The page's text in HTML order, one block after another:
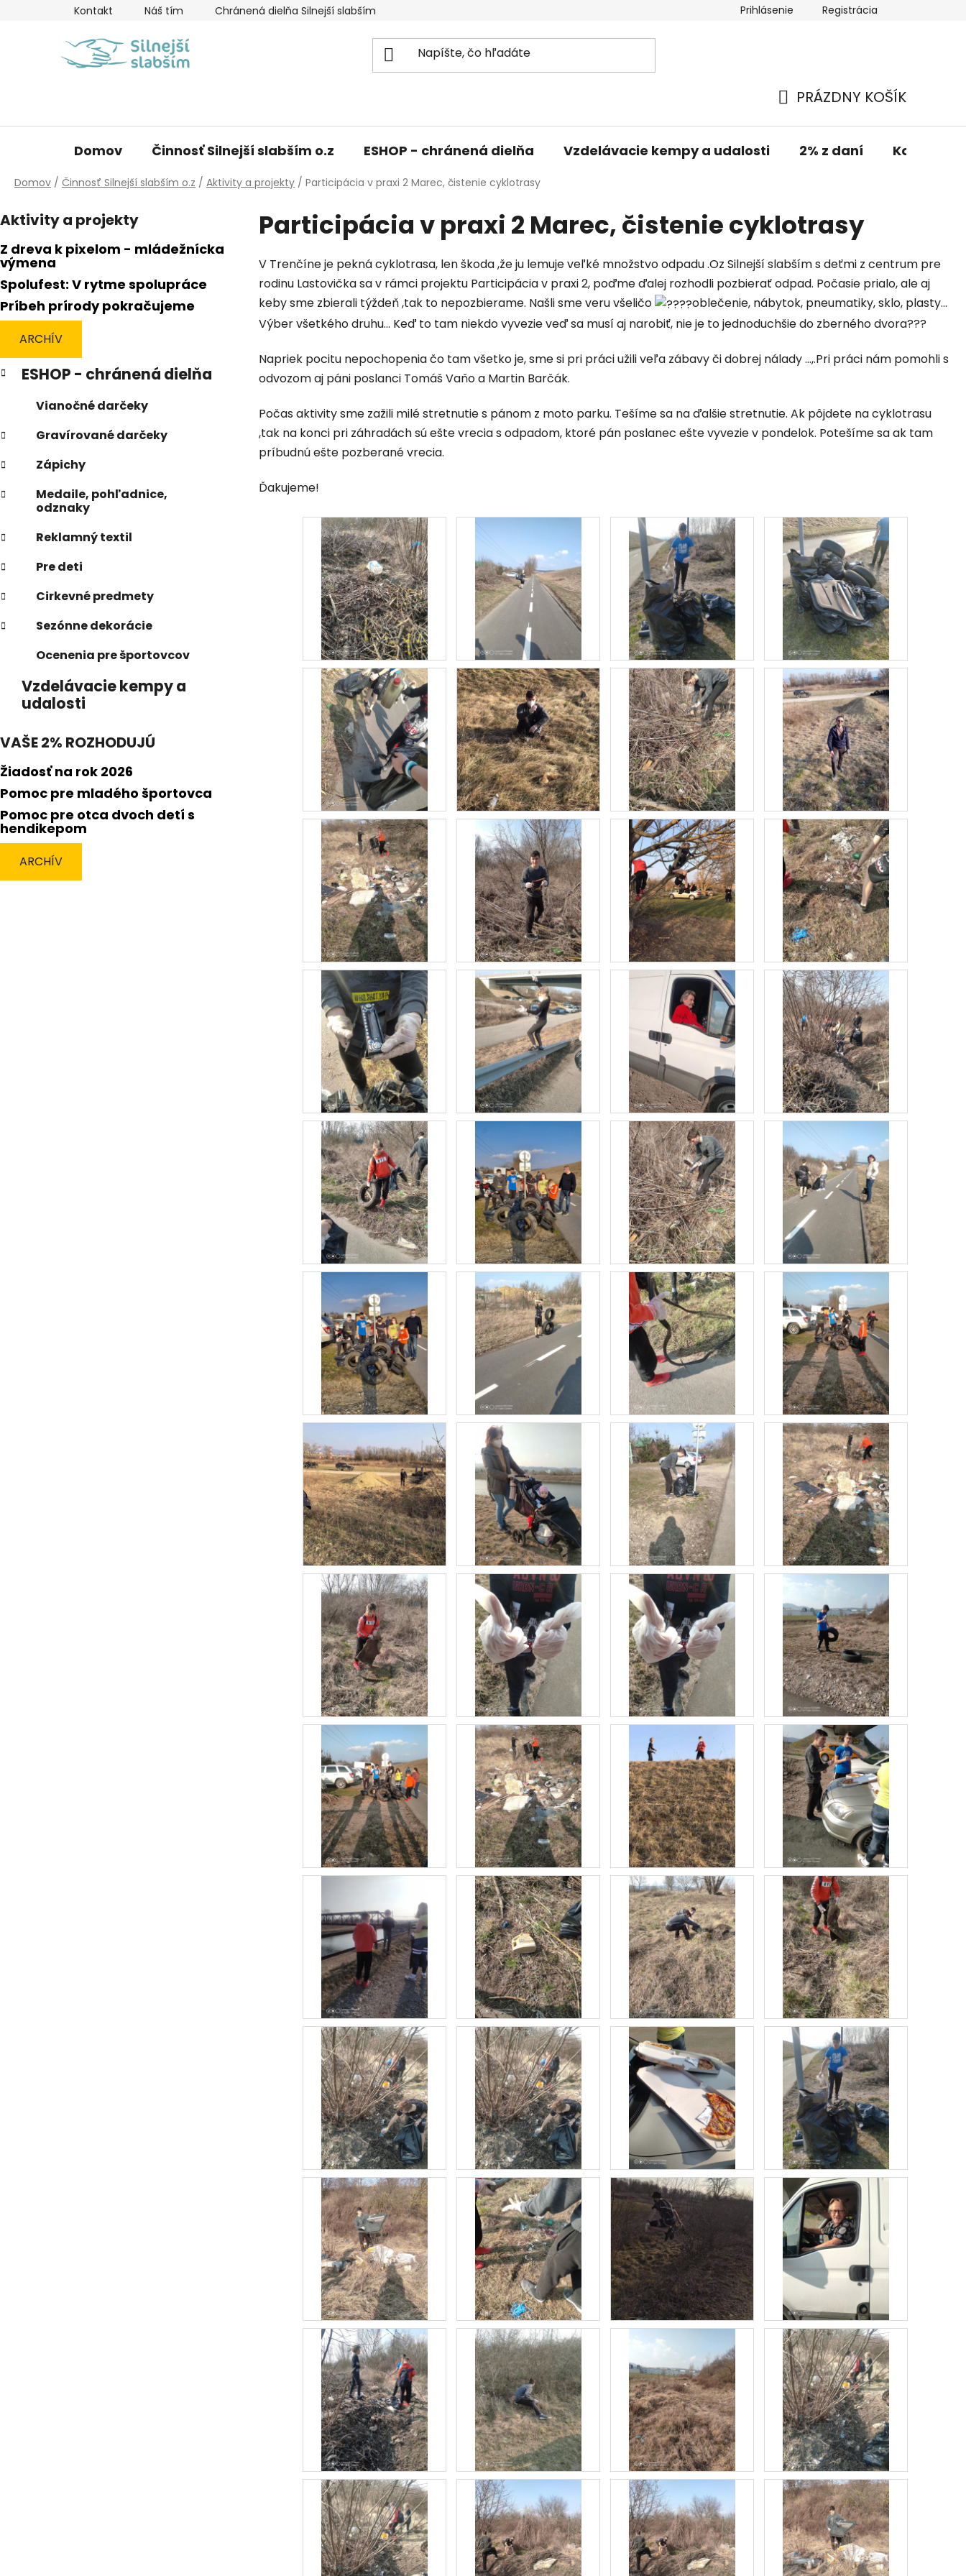
Kontakt Náš tím Chránená dielňa Silnejší slabším Prihlásenie Registrácia
KOŠÍK
PRÁZDNY KOŠÍK
Domov Činnosť Silnejší slabším o.z ESHOP - chránená dielňa Vzdelávacie kempy a udalosti 2% z daní Kontakt
Domov / Činnosť Silnejší slabším o.z / Aktivity a projekty / Participácia v praxi 2 Marec, čistenie cyklotrasy
o
č
n
ý
p
a
e
l
Aktivity a projekty
Z dreva k pixelom - mládežnícka
výmena
Spolufest: V rytme spolupráce
Príbeh prírody pokračujeme
ARCHÍV
Preskočiť
kategórie
K
a
g
ó
r
i
e
ESHOP - chránená dielňa
Vianočné darčeky
Gravírované darčeky
Zápichy
Medaile, pohľadnice,
odznaky
Reklamný textil
Pre deti
Cirkevné predmety
Sezónne dekorácie
Ocenenia pre športovcov
Vzdelávacie kempy a
udalosti
VAŠE 2% ROZHODUJÚ
Žiadosť na rok 2026
Pomoc pre mladého športovca
Pomoc pre otca dvoch detí s
hendikepom
ARCHÍV
Participácia v praxi 2 Marec, čistenie cyklotrasy
V Trenčíne je pekná cyklotrasa, len škoda ,že ju lemuje veľké množstvo odpadu .Oz Silnejší slabším s deťmi z centrum pre
rodinu Lastovička sa v rámci projektu Participácia v praxi 2, poďme ďalej rozhodli pozbierať odpad. Počasie prialo, ale aj
keby sme zbierali týždeň ,tak to nepozbierame. Našli sme veru všeličo
oblečenie, nábytok, pneumatiky, sklo, plasty...
Výber všetkého druhu... Keď to tam niekdo vyvezie veď sa musí aj narobiť, nie je to jednoduchšie do zberného dvora???
Napriek pocitu nepochopenia čo tam všetko je, sme si pri práci užili veľa zábavy či dobrej nálady ...,.Pri práci nám pomohli s
odvozom aj páni poslanci Tomáš Vaňo a Martin Barčák.
Počas aktivity sme zažili milé stretnutie s pánom z moto parku. Tešíme sa na ďalšie stretnutie. Ak pôjdete na cyklotrasu
,tak na konci pri záhradách sú ešte vrecia s odpadom, ktoré pán poslanec ešte vyvezie v pondelok. Potešíme sa ak tam
príbudnú ešte pozberané vrecia.
Ďakujeme!